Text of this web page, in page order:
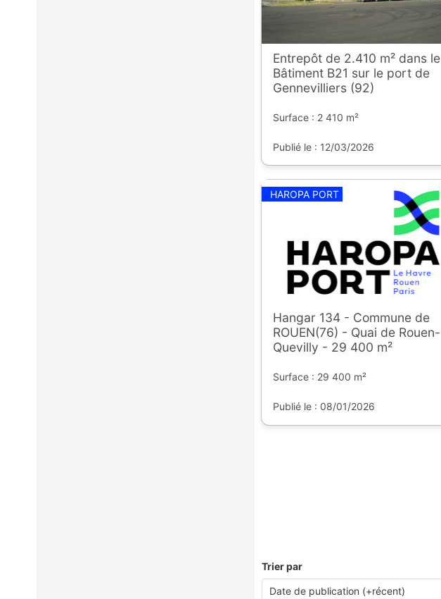
Entrepôt de 2.410 m² dans le
Bâtiment B21 sur le port de
Gennevilliers (92)
Surface : 2 410 m²
Publié le : 12/03/2026
HAROPA PORT
Hangar 134 - Commune de
ROUEN(76) - Quai de Rouen-
Quevilly - 29 400 m²
Surface : 29 400 m²
Publié le : 08/01/2026
Trier par